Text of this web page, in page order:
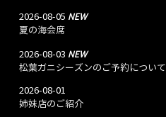
2026-08-05 NEW
夏の海会席
2026-08-03 NEW
松葉ガニシーズンのご予約について
2026-08-01
姉妹店のご紹介